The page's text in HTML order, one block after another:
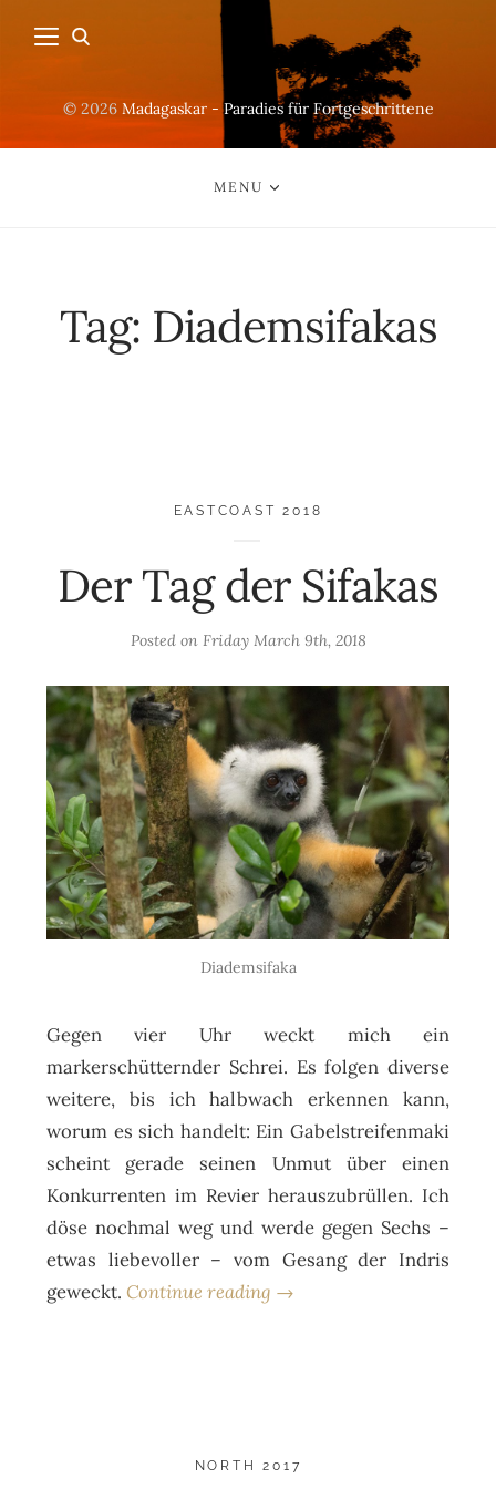
© 2026 Madagaskar - Paradies für Fortgeschrittene
MENU
Tag: Diademsifakas
EASTCOAST 2018
Der Tag der Sifakas
Posted on Friday March 9th, 2018
Diademsifaka
Gegen vier Uhr weckt mich ein
markerschütternder Schrei. Es folgen diverse
weitere, bis ich halbwach erkennen kann,
worum es sich handelt: Ein Gabelstreifenmaki
scheint gerade seinen Unmut über einen
Konkurrenten im Revier herauszubrüllen. Ich
döse nochmal weg und werde gegen Sechs –
etwas liebevoller – vom Gesang der Indris
geweckt. Continue reading →
NORTH 2017